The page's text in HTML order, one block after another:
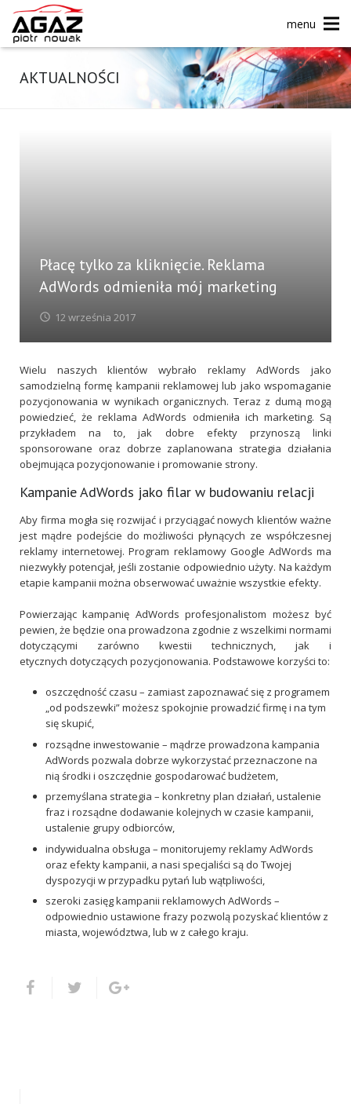
menu
AKTUALNOŚCI
Płacę tylko za kliknięcie. Reklama
AdWords odmieniła mój marketing
12 września 2017
Wielu naszych klientów wybrało reklamy AdWords jako
samodzielną formę kampanii reklamowej lub jako wspomaganie
pozycjonowania w wynikach organicznych. Teraz z dumą mogą
powiedzieć, że reklama AdWords odmieniła ich marketing. Są
przykładem na to, jak dobre efekty przynoszą linki
sponsorowane oraz dobrze zaplanowana strategia działania
obejmująca pozycjonowanie i promowanie strony.
Kampanie AdWords jako filar w budowaniu relacji
Aby firma mogła się rozwijać i przyciągać nowych klientów ważne
jest mądre podejście do możliwości płynących ze współczesnej
reklamy internetowej. Program reklamowy Google AdWords ma
niezwykły potencjał, jeśli zostanie odpowiednio użyty. Na każdym
etapie kampanii można obserwować uważnie wszystkie efekty.
Powierzając kampanię AdWords profesjonalistom możesz być
pewien, że będzie ona prowadzona zgodnie z wszelkimi normami
dotyczącymi zarówno kwestii technicznych, jak i
etycznych dotyczących pozycjonowania. Podstawowe korzyści to:
oszczędność czasu – zamiast zapoznawać się z programem
„od podszewki” możesz spokojnie prowadzić firmę i na tym
się skupić,
rozsądne inwestowanie – mądrze prowadzona kampania
AdWords pozwala dobrze wykorzystać przeznaczone na
nią środki i oszczędnie gospodarować budżetem,
przemyślana strategia – konkretny plan działań, ustalenie
fraz i rozsądne dodawanie kolejnych w czasie kampanii,
ustalenie grupy odbiorców,
indywidualna obsługa – monitorujemy reklamy AdWords
oraz efekty kampanii, a nasi specjaliści są do Twojej
dyspozycji w przypadku pytań lub wątpliwości,
szeroki zasięg kampanii reklamowych AdWords –
odpowiednio ustawione frazy pozwolą pozyskać klientów z
miasta, województwa, lub w z całego kraju.